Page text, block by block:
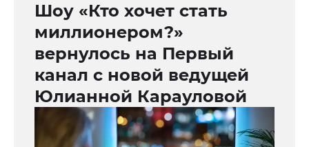
Шоу «Кто хочет стать
миллионером?»
вернулось на Первый
канал с новой ведущей
Юлианной Карауловой